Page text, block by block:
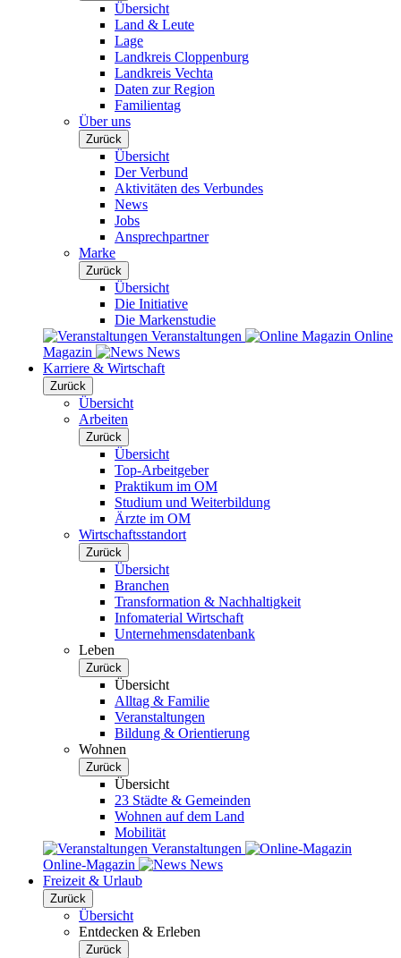
Übersicht
Land & Leute
Lage
Landkreis Cloppenburg
Landkreis Vechta
Daten zur Region
Familientag
Über uns
Zurück
Übersicht
Der Verbund
Aktivitäten des Verbundes
News
Jobs
Ansprechpartner
Marke
Zurück
Übersicht
Die Initiative
Die Markenstudie
Veranstaltungen
Online
Magazin
News
Karriere & Wirtschaft
Zurück
Übersicht
Arbeiten
Zurück
Übersicht
Top-Arbeitgeber
Praktikum im OM
Studium und Weiterbildung
Ärzte im OM
Wirtschaftsstandort
Zurück
Übersicht
Branchen
Transformation & Nachhaltigkeit
Infomaterial Wirtschaft
Unternehmensdatenbank
Leben
Zurück
Übersicht
Alltag & Familie
Veranstaltungen
Bildung & Orientierung
Wohnen
Zurück
Übersicht
23 Städte & Gemeinden
Wohnen auf dem Land
Mobilität
Veranstaltungen
Online-Magazin
News
Freizeit & Urlaub
Zurück
Übersicht
Entdecken & Erleben
Zurück